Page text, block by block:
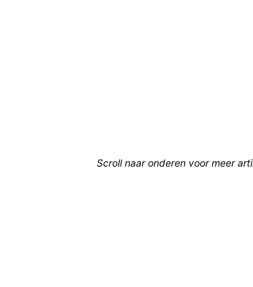
Scroll naar onderen voor meer